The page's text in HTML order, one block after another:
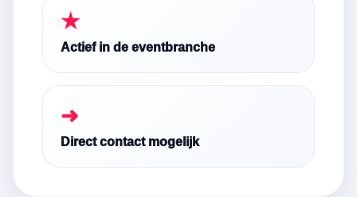
★
Actief in de eventbranche
➜
Direct contact mogelijk